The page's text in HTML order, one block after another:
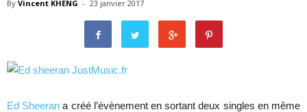
By Vincent KHENG - 23 janvier 2017
Ed Sheeran a créé l’évènement en sortant deux singles en même